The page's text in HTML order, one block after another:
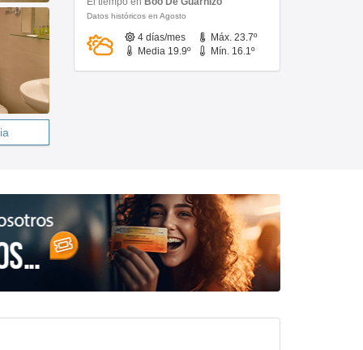
Datos históricos en Agosto
4 días/mes
Máx. 23.7º
Media 19.9º
Mín. 16.1º